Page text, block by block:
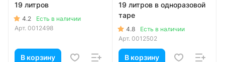
19 литров
4.2
Есть в наличии
Арт. 0012498
В корзину
19 литров в одноразовой
таре
4.8
Есть в наличии
Арт. 0012502
В корзину